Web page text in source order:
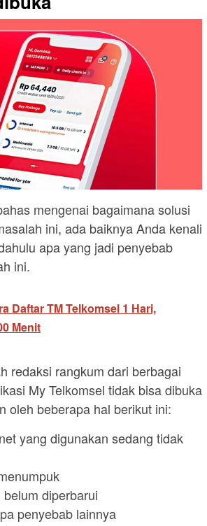
mengenai bagaimana solusi
ini, ada baiknya Anda kenali
apa yang jadi penyebab
ini.
Daftar TM Telkomsel 1 Hari,
Menit
redaksi rangkum dari berbagai
My Telkomsel tidak bisa dibuka
oleh beberapa hal berikut ini:
yang digunakan sedang tidak
diperbarui
penyebab lainnya